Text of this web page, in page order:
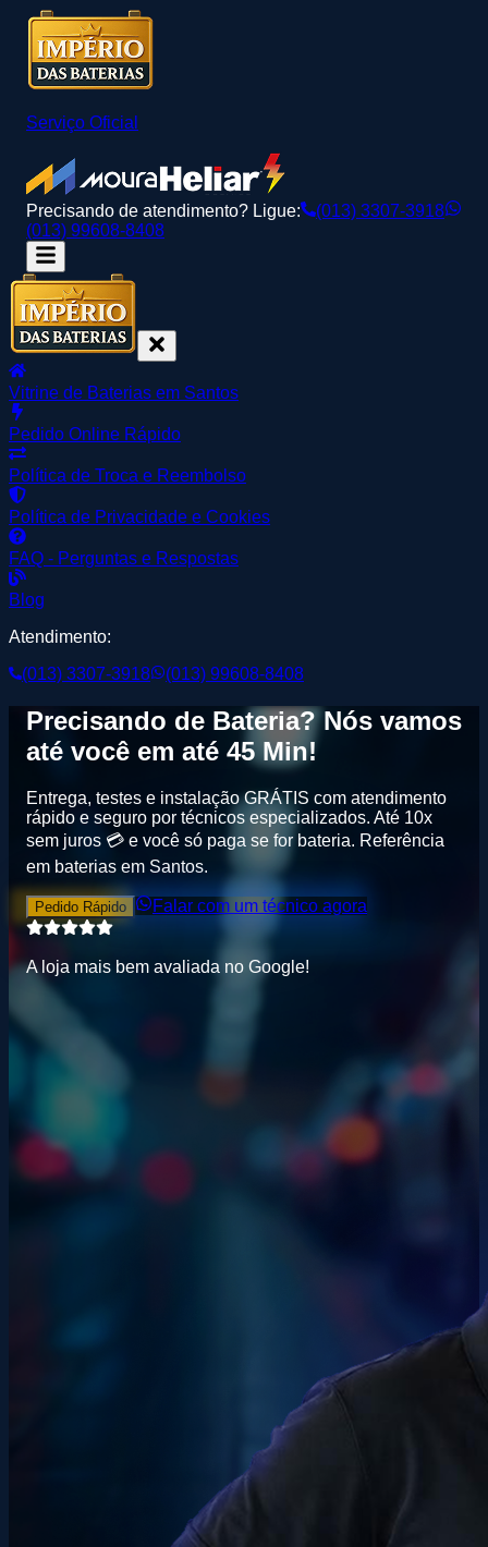
Serviço Oficial
Precisando de atendimento? Ligue:
(013) 3307-3918
(013) 99608-8408
Vitrine de Baterias em Santos
Pedido Online Rápido
Política de Troca e Reembolso
Política de Privacidade e Cookies
FAQ - Perguntas e Respostas
Blog
Atendimento:
(013) 3307-3918
(013) 99608-8408
Precisando de Bateria? Nós vamos
até você em até 45 Min!
Entrega, testes e instalação GRÁTIS com atendimento
rápido e seguro por técnicos especializados. Até 10x
sem juros 💳 e você só paga se for bateria. Referência
em baterias em Santos.
Pedido Rápido Falar com um técnico agora
A loja mais bem avaliada no Goog e!